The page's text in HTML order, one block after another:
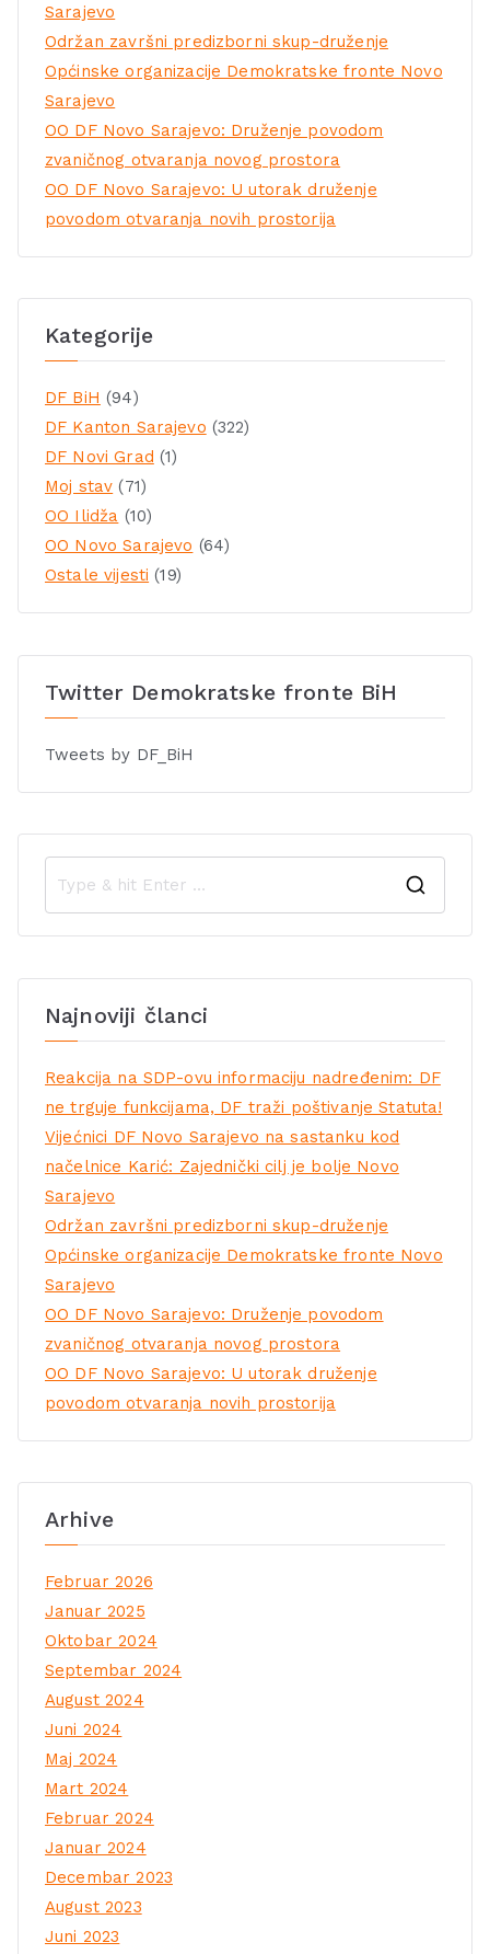
Sarajevo
Održan završni predizborni skup-druženje
Općinske organizacije Demokratske fronte Novo
Sarajevo
OO DF Novo Sarajevo: Druženje povodom
zvaničnog otvaranja novog prostora
OO DF Novo Sarajevo: U utorak druženje
povodom otvaranja novih prostorija
Kategorije
DF BiH (94)
DF Kanton Sarajevo (322)
DF Novi Grad (1)
Moj stav (71)
OO Ilidža (10)
OO Novo Sarajevo (64)
Ostale vijesti (19)
Twitter Demokratske fronte BiH
Tweets by DF_BiH
Najnoviji članci
Reakcija na SDP-ovu informaciju nadređenim: DF
ne trguje funkcijama, DF traži poštivanje Statuta!
Vijećnici DF Novo Sarajevo na sastanku kod
načelnice Karić: Zajednički cilj je bolje Novo
Sarajevo
Održan završni predizborni skup-druženje
Općinske organizacije Demokratske fronte Novo
Sarajevo
OO DF Novo Sarajevo: Druženje povodom
zvaničnog otvaranja novog prostora
OO DF Novo Sarajevo: U utorak druženje
povodom otvaranja novih prostorija
Arhive
Februar 2026
Januar 2025
Oktobar 2024
Septembar 2024
August 2024
Juni 2024
Maj 2024
Mart 2024
Februar 2024
Januar 2024
Decembar 2023
August 2023
Juni 2023